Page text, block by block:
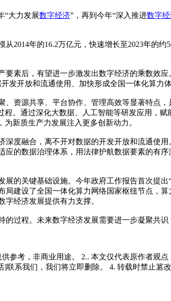
“大力发展数字经济”，再到今年“深入推进数字
2014年的16.2万亿元，快速增长至2023年的
素后，有望进一步激发出数字经济的乘数效
发开放和流通使用、加快形成全国一体化算力
资源共享、平台协作、管理高效等显著特点
。通过深化大数据、人工智能等研发应用，
新质生产力发展注入更多创新动力。
度融合，离不开对数据的开发开放和流通使
的数据治理体系，用法律护航数据要素的有
的关键基础设施。今年政府工作报告首次提
建设了全国一体化算力网络国家枢纽节点，
经济发展提供有力支撑。
过程。未来数字经济发展需要进一步凝聚共
参考，非商业用途。 2.. 本文仅代表原作者观
系我们，我们将立即删除。 4. 转载时禁止篡